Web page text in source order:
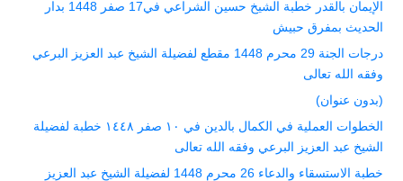
الإيمان بالقدر خطبة الشيخ حسين الشراعي في17 صفر 1448 بدار
الحديث بمفرق حبيش
درجات الجنة 29 محرم 1448 مقطع لفضيلة الشيخ عبد العزيز البرعي
وفقه الله تعالى
(بدون عنوان)
الخطوات العملية في الكمال بالدين في ١٠ صفر ١٤٤٨ خطبة لفضيلة
الشيخ عبد العزيز البرعي وفقه الله تعالى
خطبة الاستسقاء والدعاء 26 محرم 1448 لفضيلة الشيخ عبد العزيز